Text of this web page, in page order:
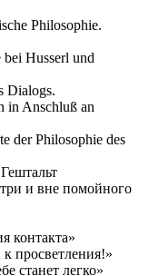
Philosophie.
Husserl und
Dialogs.
in Anschluß an
der Philosophie des
и вне помойного
контакта»
просветления!»
станет легко»